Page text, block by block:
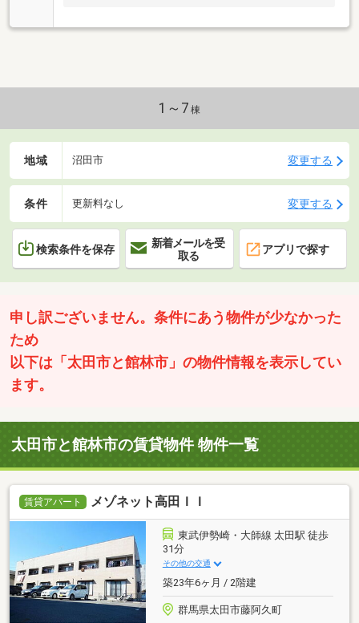
1～7 棟
地域 沼田市 変更する
条件 更新料なし 変更する
検索条件を保存
新着メールを受
取る
アプリで探す
申し訳ございません。条件にあう物件が少なかった
ため
以下は「太田市と館林市」の物件情報を表示してい
ます。
太田市と館林市の賃貸物件 物件一覧
賃貸アパート メゾネット高田ＩＩ
東武伊勢崎・大師線 太田駅 徒歩
31分
その他の交通
築23年6ヶ月 / 2階建
群馬県太田市藤阿久町